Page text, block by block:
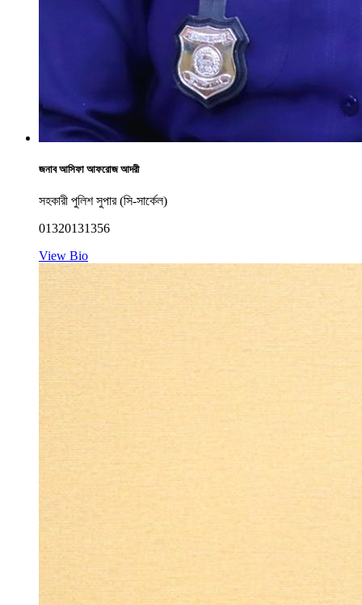
জনাব আসিফা আফরোজ আদরী
সহকারী পুলিশ সুপার (সি-সার্কেল)
01320131356
View Bio